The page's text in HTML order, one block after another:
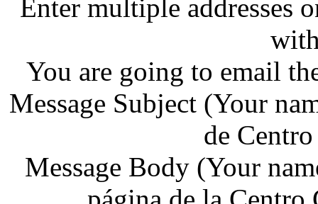
Enter multiple addresses
You are going to email
Message Subject (Your
de
Message Body (Your